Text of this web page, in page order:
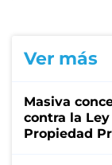
Ver más
Masiva
contra la
Propiedad